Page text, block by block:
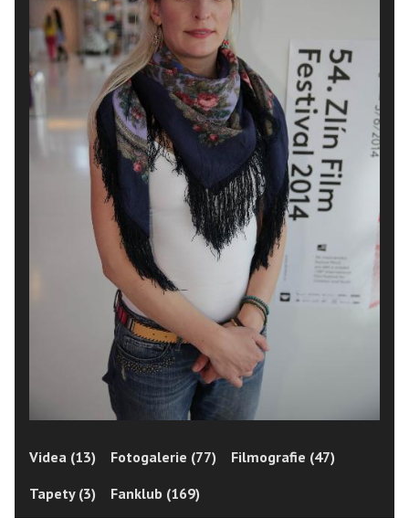
Videa (13) Fotogalerie (77)
Filmografie (47)
Tapety (3)
Fanklub (169)